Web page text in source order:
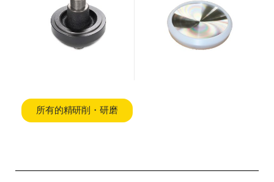
所有的精研削・研磨